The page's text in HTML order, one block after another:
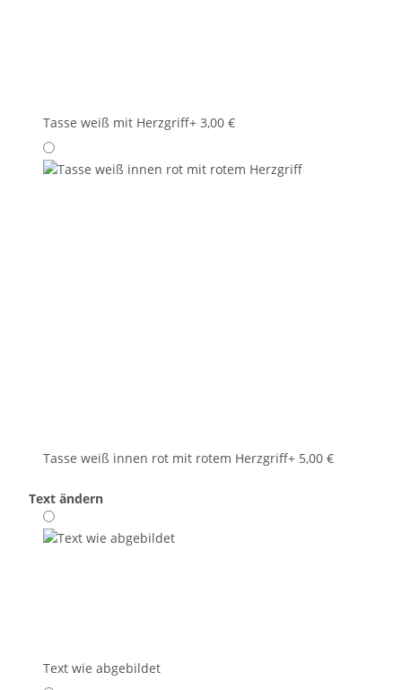
Tasse weiß mit Herzgriff+ 3,00 €
Tasse weiß innen rot mit rotem Herzgriff+ 5,00 €
Text ändern
Text wie abgebildet